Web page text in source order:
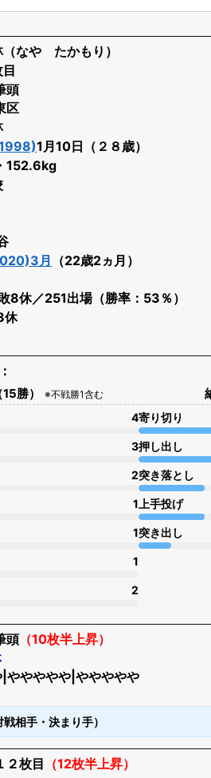
なや たかもり）
頭
区
1月10日（２８歳）
152.6kg
月
（22歳2ヵ月）
8休／251出場（勝率：53％）
休
勝） ※不戦勝1含む
4
3
2
1
1
1
2
寄り切り
押し出し
突き落とし
上手投げ
突き出し
頭 （10枚半上昇）
やややや|ややややや
相手・決まり手）
２枚目 （12枚半上昇）